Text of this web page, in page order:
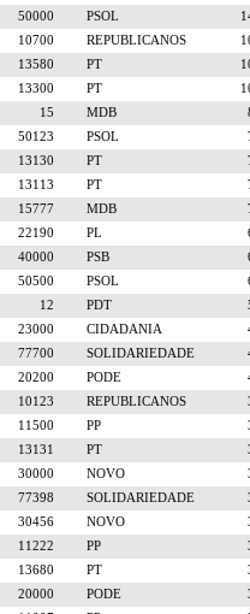
50000 PSOL
10700 REPUBLICANOS
13580 PT
13300 PT
15 MDB
50123 PSOL
13130 PT
13113 PT
15777 MDB
22190 PL
40000 PSB
50500 PSOL
12 PDT
23000 CIDADANIA
77700 SOLIDARIEDADE
20200 PODE
10123 REPUBLICANOS
11500 PP
13131 PT
30000 NOVO
77398 SOLIDARIEDADE
30456 NOVO
11222 PP
13680 PT
20000 PODE